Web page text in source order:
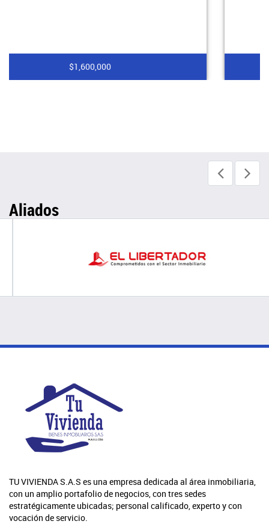
Aliados
TU VIVIENDA S.A.S es una empresa dedicada al área inmobiliaria,
con un amplio portafolio de negocios, con tres sedes
estratégicamente ubicadas; personal calificado, experto y con
vocación de servicio.